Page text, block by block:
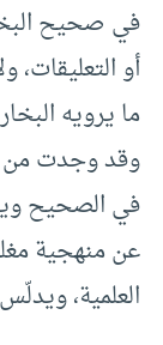
في صحيح
أو
ما يرويه
وقد وجدت من
في الصحيح
عن منهجية
العلمية،